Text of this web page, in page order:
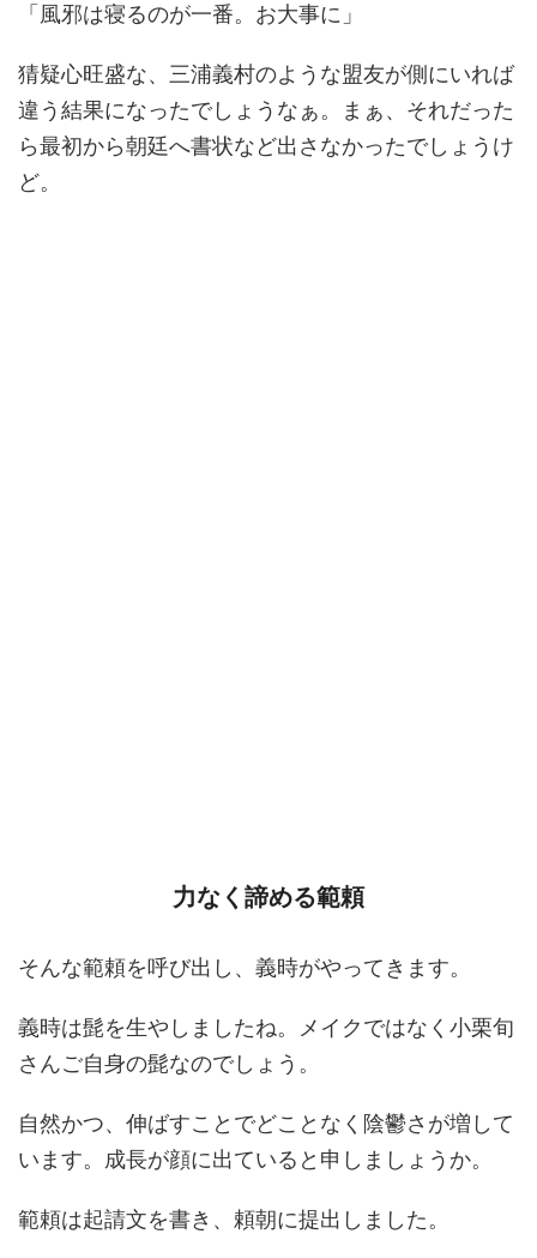
「風邪は寝るのが一番。お大事に」
猜疑心旺盛な、三浦義村のような盟友が側にいれば
違う結果になったでしょうなぁ。まぁ、それだった
ら最初から朝廷へ書状など出さなかったでしょうけ
ど。
力なく諦める範頼
そんな範頼を呼び出し、義時がやってきます。
義時は髭を生やしましたね。メイクではなく小栗旬
さんご自身の髭なのでしょう。
自然かつ、伸ばすことでどことなく陰鬱さが増して
います。成長が顔に出ていると申しましょうか。
範頼は起請文を書き、頼朝に提出しました。